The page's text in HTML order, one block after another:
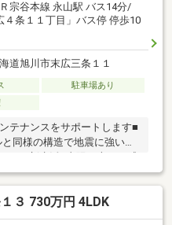
Ｒ宗谷本線 永山駅 バス14分/
４条１１丁目」バス停 停歩10
道旭川市末広三条１１
駐車場あり
テナンスをサポートします■
同様の構造で地震に強い住
ーにも便利な駐車2台可■ガ
る暮らしを■高さのある吹
■ご家族を近くに感じられ
な食器洗乾燥機付■半身浴も
３ 730万円 4LDK